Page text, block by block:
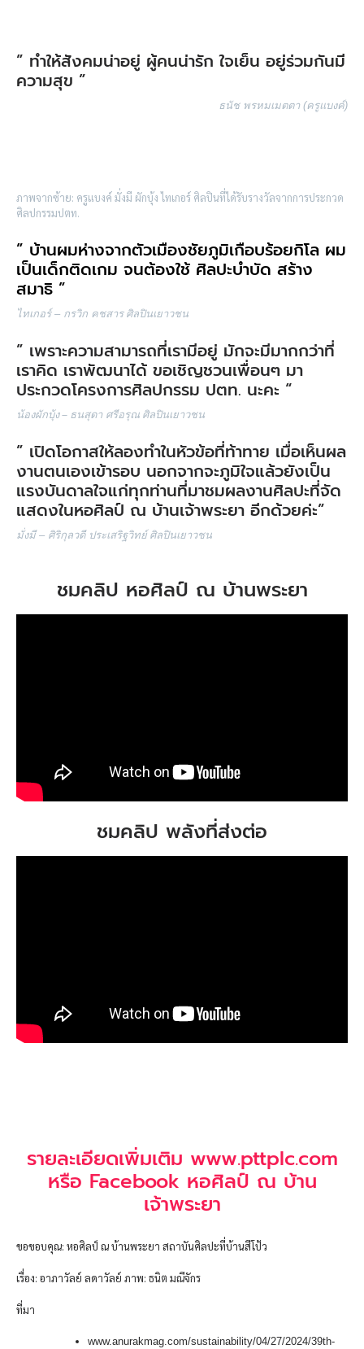
” ทำให้สังคมน่าอยู่ ผู้คนน่ารัก ใจเย็น อยู่ร่วมกันมี
ความสุข ”
ธนัช พรหมเมตตา (ครูแบงค์)
ภาพจากซ้าย: ครูแบงค์ มั่งมี ผักบุ้ง ไทเกอร์ ศิลปินที่ได้รับรางวัลจากการประกวด
ศิลปกรรมปตท.
” บ้านผมห่างจากตัวเมืองชัยภูมิเกือบร้อยกิโล ผม
เป็นเด็กติดเกม จนต้องใช้ ศิลปะบำบัด สร้าง
สมาธิ ”
ไทเกอร์ – กรวิก คชสาร ศิลปินเยาวชน
” เพราะความสามารถที่เรามีอยู่ มักจะมีมากกว่าที่
เราคิด เราพัฒนาได้ ขอเชิญชวนเพื่อนๆ มา
ประกวดโครงการศิลปกรรม ปตท. นะคะ “
น้องผักบุ้ง– ธนสุดา ศรีอรุณ ศิลปินเยาวชน
” เปิดโอกาสให้ลองทำในหัวข้อที่ท้าทาย เมื่อเห็นผล
งานตนเองเข้ารอบ นอกจากจะภูมิใจแล้วยังเป็น
แรงบันดาลใจแก่ทุกท่านที่มาชมผลงานศิลปะที่จัด
แสดงในหอศิลป์ ณ บ้านเจ้าพระยา อีกด้วยค่ะ”
มั่งมี – ศิริกุลวดี ประเสริฐวิทย์ ศิลปินเยาวชน
ชมคลิป หอศิลป์ ณ บ้านพระยา
ชมคลิป พลังที่ส่งต่อ
รายละเอียดเพิ่มเติม www.pttplc.com
หรือ Facebook หอศิลป์ ณ บ้าน
เจ้าพระยา
ขอขอบคุณ: หอศิลป์ ณ บ้านพระยา สถาบันศิลปะที่บ้านสีโป้ว
เรื่อง: อาภาวัลย์ ลดาวัลย์ ภาพ: ธนิต มณีจักร
ที่มา
www.anurakmag.com/sustainability/04/27/2024/39th-